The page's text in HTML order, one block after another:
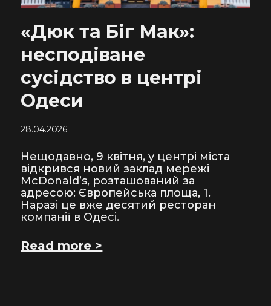
«Дюк та Біг Мак»:
несподіване
сусідство в центрі
Одеси
28.04.2026
Нещодавно, 9 квітня, у центрі міста
відкрився новий заклад мережі
McDonald’s, розташований за
адресою: Європейська площа, 1.
Наразі це вже десятий ресторан
компанії в Одесі.
Read more >